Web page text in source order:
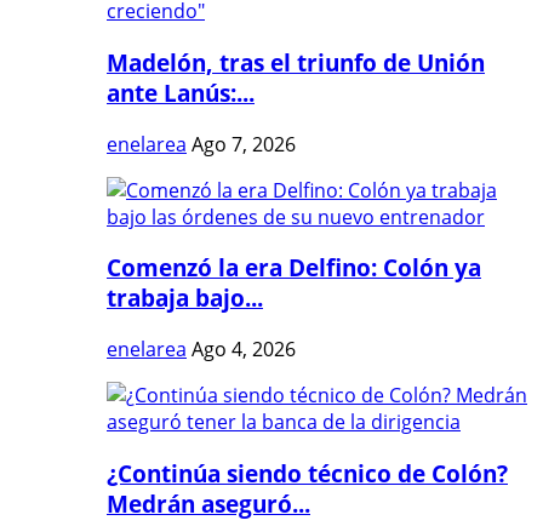
Madelón, tras el triunfo de Unión
ante Lanús:...
enelarea Ago 7, 2026
Comenzó la era Delfino: Colón ya
trabaja bajo...
enelarea Ago 4, 2026
¿Continúa siendo técnico de Colón?
Medrán aseguró...